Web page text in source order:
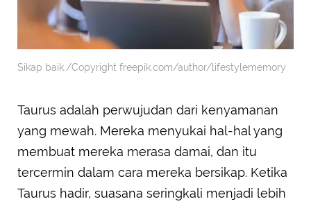
Sikap baik./Copyright freepik.com/author/lifestylememory
Taurus adalah perwujudan dari kenyamanan
yang mewah. Mereka menyukai hal-hal yang
membuat mereka merasa damai, dan itu
tercermin dalam cara mereka bersikap. Ketika
Taurus hadir, suasana seringkali menjadi lebih